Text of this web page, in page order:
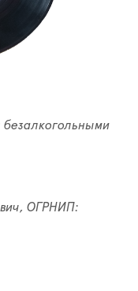
безалкогольными
ОГРНИП: